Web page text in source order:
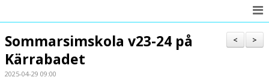
HEM
SENASTE NYTT
>
<
Sommarsimskola v23-24 på
Kärrabadet
2025-04-29 09:00